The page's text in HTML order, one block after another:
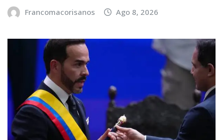
Francomacorisanos Ago 8, 2026